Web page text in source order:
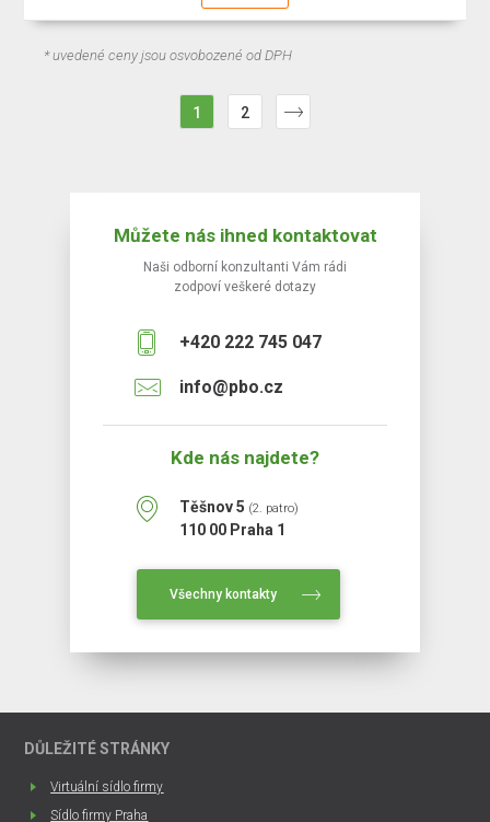
* uvedené ceny jsou osvobozené od DPH
1 2
Můžete nás ihned kontaktovat
Naši odborní konzultanti Vám rádi
zodpoví veškeré dotazy
+420 222 745 047
info@pbo.cz
Kde nás najdete?
Těšnov 5 (2. patro)
110 00 Praha 1
Všechny kontakty
DŮLEŽITÉ STRÁNKY
Virtuální sídlo firmy
Sídlo firmy Praha